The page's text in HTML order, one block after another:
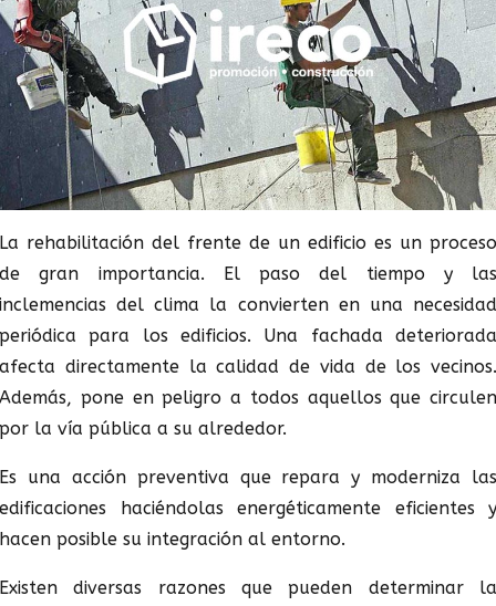
La rehabilitación del frente de un edificio es un proceso
de gran importancia. El paso del tiempo y las
inclemencias del clima la convierten en una necesidad
periódica para los edificios. Una fachada deteriorada
afecta directamente la calidad de vida de los vecinos.
Además, pone en peligro a todos aquellos que circulen
por la vía pública a su alrededor.
Es una acción preventiva que repara y moderniza las
edificaciones haciéndolas energéticamente eficientes y
hacen posible su integración al entorno.
Existen diversas razones que pueden determinar la